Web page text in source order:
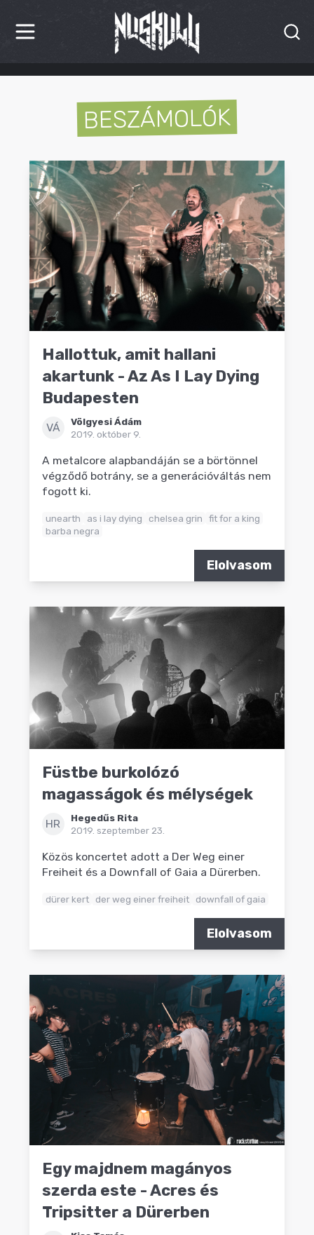
HÍREK
INTERJÚK
PREMIEREK
KULT
MÁSVILÁG
BLOG
BESZÁMOLÓK
Hallottuk, amit hallani
akartunk - Az As I Lay Dying
Budapesten
VÁ
Völgyesi Ádám
2019. október 9.
A metalcore alapbandáján se a börtönnel
végződő botrány, se a generációváltás nem
fogott ki.
unearth as i lay dying chelsea grin
fit for a king
barba negra
Elolvasom
Füstbe burkolózó
magasságok és mélységek
HR
Hegedűs Rita
2019. szeptember 23.
Közös koncertet adott a Der Weg einer
Freiheit és a Downfall of Gaia a Dürerben.
dürer kert der weg einer freiheit downfall of gaia
Elolvasom
Egy majdnem magányos
szerda este - Acres és
Tripsitter a Dürerben